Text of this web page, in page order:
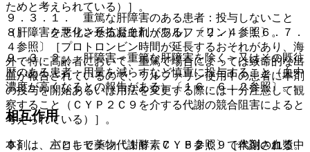
ためと考えられている）］。
８）． クマリン系抗凝血剤（ワルファリン）〔１６．７．
４参照〕［プロトロンビン時間が延長するおそれがあり、海
外で特に高齢者において、重篤で場合によっては致命的な出
血が報告されているので、ワルファリン使用中の患者に本剤
の投与を開始あるいは用法を変更する際には十分注意して観
察すること（ＣＹＰ２Ｃ９を介する代謝の競合阻害によると
考えられている）］。
９）． パロキセチン〔１６．７．５参照〕［本剤の血漿中
９．３．１． 重篤な肝障害のある患者：投与しないこと
（肝障害を悪化させるおそれがある）〔２．４参照〕。
９．３．２． 肝障害＜重篤な肝障害を除く＞又はその既往
歴のある患者：用量を減らすなど慎重に投与すること（血中
濃度が高くなるとの報告がある）〔１６．６．２参照〕。
相互作用
本剤は、主として薬物代謝酵素ＣＹＰ２Ｃ９で代謝される。